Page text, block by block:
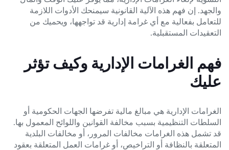
والجهد. إن فهم هذه الآلية القانونية سيمنحك الأدوات اللازمة
للتعامل بفعالية مع أي غرامة إدارية قد تواجهها، ويحميك من
التعقيدات المستقبلية.
فهم الغرامات الإدارية وكيف تؤثر
عليك
الغرامات الإدارية هي مبالغ مالية تفرضها الجهات الحكومية أو
السلطات التنظيمية بسبب مخالفة القوانين واللوائح المعمول بها.
قد تشمل هذه الغرامات مخالفات المرور، أو مخالفات البلدية
المتعلقة بالنظافة أو التراخيص، أو غرامات العمل المتعلقة بعقود